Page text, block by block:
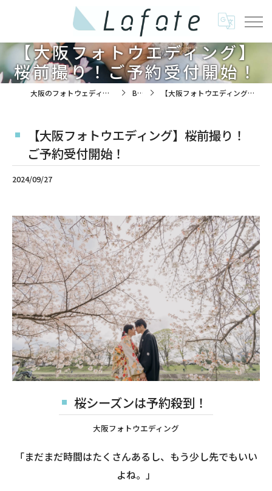
【大阪フォトウエディング】
桜前撮り！ご予約受付開始！
大阪のフォトウェディングは株式会社ラフエイト BLOG 【大阪フォトウエディング】桜前撮り！ご予約受付開始！
【大阪フォトウエディング】桜前撮り！
ご予約受付開始！
2024/09/27
桜シーズンは予約殺到！
大阪フォトウエディング
「まだまだ時間はたくさんあるし、もう少し先でもいい
よね。」